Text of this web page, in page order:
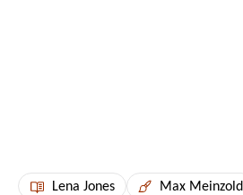
Lena Jones Max Meinzold